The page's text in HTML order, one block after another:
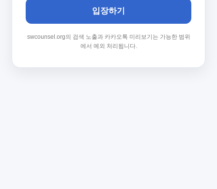
입장하기
swcounsel.org의 검색 노출과 카카오톡 미리보기는 가능한 범위
에서 예외 처리됩니다.